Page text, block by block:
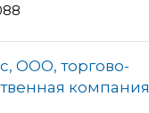
ООО, торгово-
компания